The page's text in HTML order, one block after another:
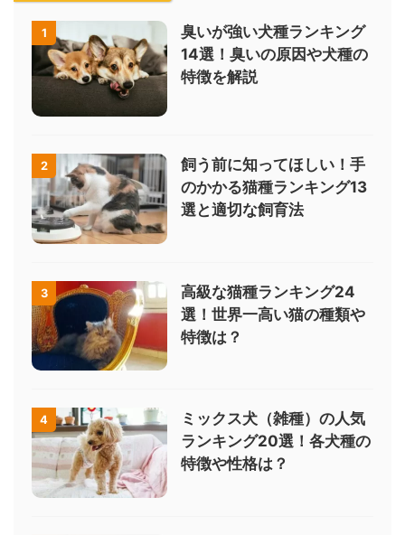
1
臭いが強い犬種ランキング
14選！臭いの原因や犬種の
特徴を解説
2
飼う前に知ってほしい！手
のかかる猫種ランキング13
選と適切な飼育法
3
高級な猫種ランキング24
選！世界一高い猫の種類や
特徴は？
4
ミックス犬（雑種）の人気
ランキング20選！各犬種の
特徴や性格は？